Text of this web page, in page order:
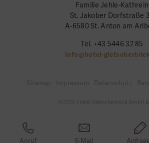
Familie Jehle-Kathrein
St. Jakober Dorfstraße
A-6580 St. Anton am
Tel. +43 5446 32 85
info@hotel-
Anruf E-Mail